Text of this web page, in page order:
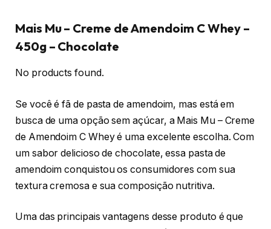
Mais Mu – Creme de Amendoim C Whey –
450g – Chocolate
No products found.
Se você é fã de pasta de amendoim, mas está em
busca de uma opção sem açúcar, a Mais Mu – Creme
de Amendoim C Whey é uma excelente escolha. Com
um sabor delicioso de chocolate, essa pasta de
amendoim conquistou os consumidores com sua
textura cremosa e sua composição nutritiva.
Uma das principais vantagens desse produto é que